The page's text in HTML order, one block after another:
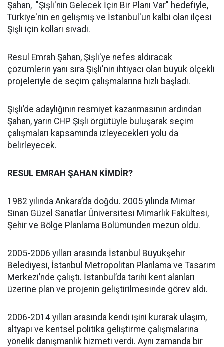
Şahan, "Şişli'nin Gelecek İçin Bir Planı Var" hedefiyle,
Türkiye'nin en gelişmiş ve İstanbul'un kalbi olan ilçesi
Şişli için kolları sıvadı.
Resul Emrah Şahan, Şişli'ye nefes aldıracak
çözümlerin yanı sıra Şişli'nin ihtiyacı olan büyük ölçekli
projeleriyle de seçim çalışmalarına hızlı başladı.
Şişli’de adaylığının resmiyet kazanmasının ardından
Şahan, yarın CHP Şişli örgütüyle buluşarak seçim
çalışmaları kapsamında izleyecekleri yolu da
belirleyecek.
RESUL EMRAH ŞAHAN KİMDİR?
1982 yılında Ankara’da doğdu. 2005 yılında Mimar
Sinan Güzel Sanatlar Üniversitesi Mimarlık Fakültesi,
Şehir ve Bölge Planlama Bölümünden mezun oldu.
2005-2006 yılları arasında İstanbul Büyükşehir
Belediyesi, İstanbul Metropolitan Planlama ve Tasarım
Merkezi’nde çalıştı. İstanbul’da tarihi kent alanları
üzerine plan ve projenin geliştirilmesinde görev aldı.
2006-2014 yılları arasında kendi işini kurarak ulaşım,
altyapı ve kentsel politika geliştirme çalışmalarına
yönelik danışmanlık hizmeti verdi. Aynı zamanda bir